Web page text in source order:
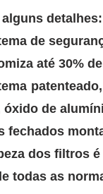
detalhes:
de
até 30%
óxido de
fechados
dos filtros
todas as